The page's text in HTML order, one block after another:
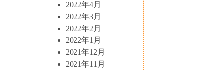
2022年4月
2022年3月
2022年2月
2022年1月
2021年12月
2021年11月